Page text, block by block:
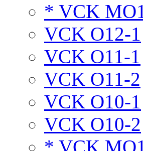
* VCK
VCK O12-1
VCK O11-1
VCK O11-2
VCK O10-1
VCK O10-2